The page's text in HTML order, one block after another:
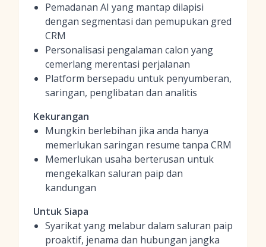
Pemadanan AI yang mantap dilapisi
dengan segmentasi dan pemupukan gred
CRM
Personalisasi pengalaman calon yang
cemerlang merentasi perjalanan
Platform bersepadu untuk penyumberan,
saringan, penglibatan dan analitis
Kekurangan
Mungkin berlebihan jika anda hanya
memerlukan saringan resume tanpa CRM
Memerlukan usaha berterusan untuk
mengekalkan saluran paip dan
kandungan
Untuk Siapa
Syarikat yang melabur dalam saluran paip
proaktif, jenama dan hubungan jangka